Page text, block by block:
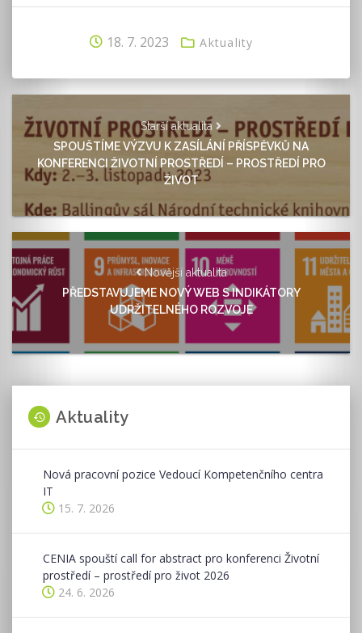
18. 7. 2023 Aktuality
Starší aktualita
SPOUŠTÍME VÝZVU K ZASÍLÁNÍ PŘÍSPĚVKŮ NA
KONFERENCI ŽIVOTNÍ PROSTŘEDÍ – PROSTŘEDÍ PRO
ŽIVOT
Novější aktualita
PŘEDSTAVUJEME NOVÝ WEB S INDIKÁTORY
UDRŽITELNÉHO ROZVOJE
Aktuality
Nová pracovní pozice Vedoucí Kompetenčního centra
IT
15. 7. 2026
CENIA spouští call for abstract pro konferenci Životní
prostředí – prostředí pro život 2026
24. 6. 2026